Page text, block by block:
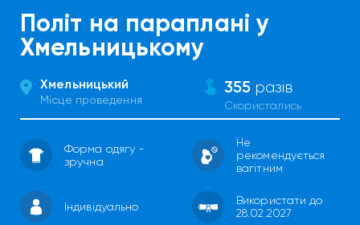
Політ на параплані у
Хмельницькому
Хмельницький
Місце проведення
355разів
Скористались
Форма одягу -
зручна
Не
рекомендується
вагітним
Індивідуально
Використати до
28.02.2027